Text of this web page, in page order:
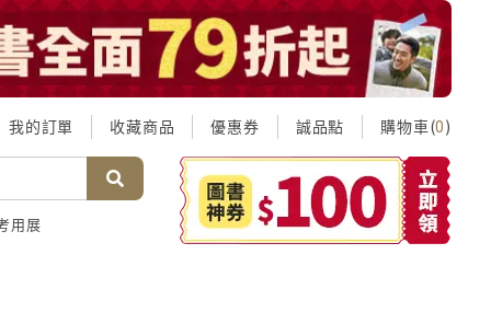
我的訂單 收藏商品 優惠券 誠品點 購物車(0)
用展